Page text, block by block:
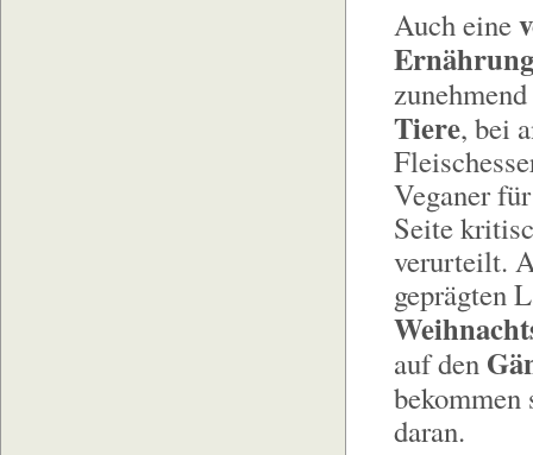
Auch eine
Tiere, bei
Veganer
Seite
verurteilt.
geprägten
auf den
daran.